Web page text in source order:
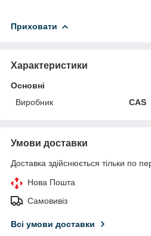
Приховати
Характеристики
Основні
Виробник
CAS
Умови доставки
Доставка здійснюється тільки по
Нова Пошта
Самовивіз
Всі умови доставки